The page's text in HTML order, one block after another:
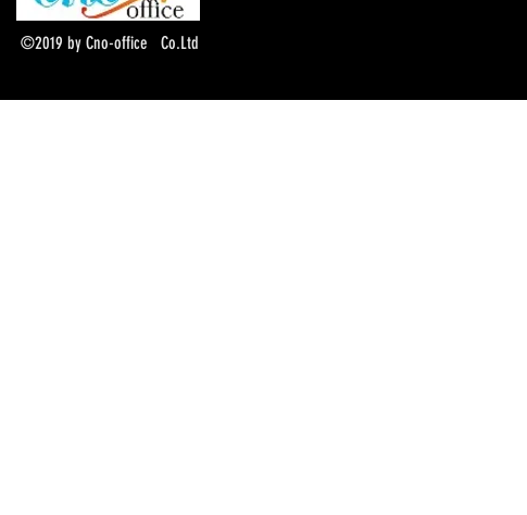
©2019 by Cno-office Co.Ltd